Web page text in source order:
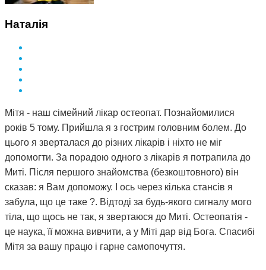
Наталія
Мітя - наш сімейний лікар остеопат. Познайомилися
років 5 тому. Прийшла я з гострим головним болем. До
цього я зверталася до різних лікарів і ніхто не міг
допомогти. За порадою одного з лікарів я потрапила до
Миті. Після першого знайомства (безкоштовного) він
сказав: я Вам допоможу. І ось через кілька стансів я
забула, що це таке ?. Відтоді за будь-якого сигналу мого
тіла, що щось не так, я звертаюся до Миті. Остеопатія -
це наука, її можна вивчити, а у Міті дар від Бога. Спасибі
Мітя за вашу працю і гарне самопочуття.